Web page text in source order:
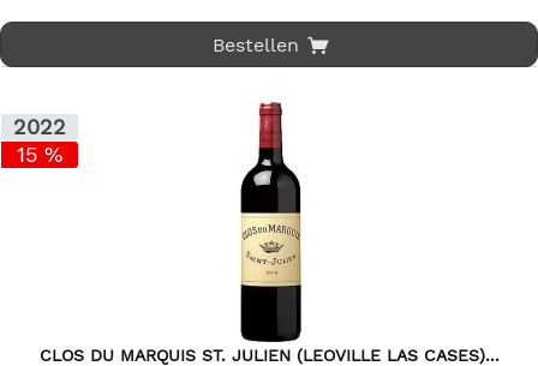
Bestellen
2022
15 %
CLOS DU MARQUIS ST. JULIEN (LEOVILLE LAS CASES)...